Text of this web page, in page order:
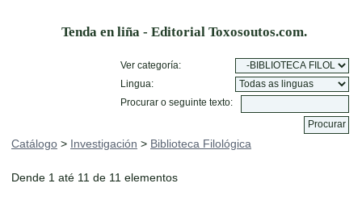
Tenda en liña - Editorial Toxosoutos.com.
Ver categoría:
Lingua:
Procurar o seguinte texto:
Catálogo > Investigación > Biblioteca Filológica
Dende 1 até 11 de 11 elementos